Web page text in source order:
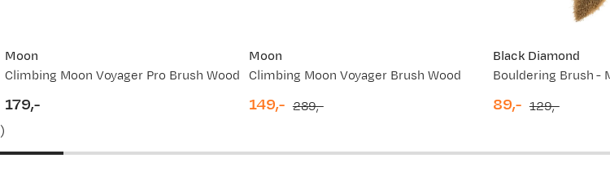
)
Moon
Climbing Moon Voyager Pro Brush Wood
179,-
Moon
Climbing Moon Voyager Brush Wood
149,- 289,-
Black Diamond
Bouldering Brush -
89,- 129,-